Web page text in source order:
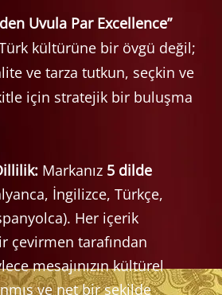
Uvula Par Excellence”
kültürüne bir övgü değil;
ve tarza tutkun, seçkin ve
için stratejik bir buluşma
Markanız 5 dilde
İngilizce, Türkçe,
Her içerik
çevirmen tarafından
mesajınızın kültürel
ve net bir şekilde